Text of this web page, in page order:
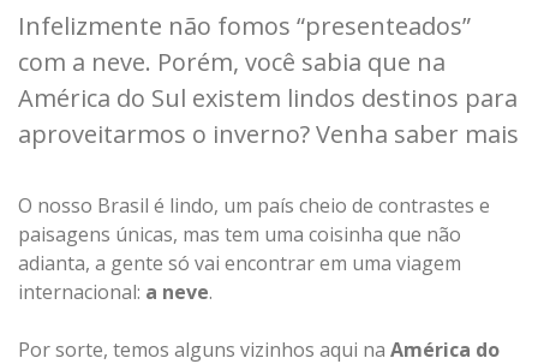
Infelizmente não fomos “presenteados”
com a neve. Porém, você sabia que na
América do Sul existem lindos destinos para
aproveitarmos o inverno? Venha saber mais
O nosso Brasil é lindo, um país cheio de contrastes e
paisagens únicas, mas tem uma coisinha que não
adianta, a gente só vai encontrar em uma viagem
internacional: a neve.
Por sorte, temos alguns vizinhos aqui na América do